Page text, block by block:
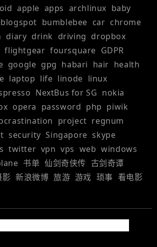
apple apps archlinux baby
blogspot bumblebee car chrome
diary drink driving dropbox
flightgear foursquare GDPR
google gpg habari hair health
laptop life linode linux
NextBus for SG nokia
opera password php piwik
project regnum
security Singapore skype
twitter vpn vps web windows
书单 仙剑奇侠传 古剑奇谭
影 新浪微博 旅游 游戏 琐事 看电影